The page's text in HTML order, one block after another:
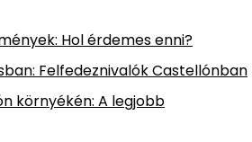
Hol érdemes enni?
Felfedeznivalók Castellónban
környékén: A legjobb